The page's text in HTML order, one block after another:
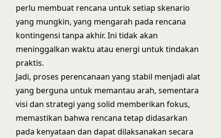
perlu membuat rencana untuk setiap skenario
yang mungkin, yang mengarah pada rencana
kontingensi tanpa akhir. Ini tidak akan
meninggalkan waktu atau energi untuk tindakan
praktis.
Jadi, proses perencanaan yang stabil menjadi alat
yang berguna untuk memantau arah, sementara
visi dan strategi yang solid memberikan fokus,
memastikan bahwa rencana tetap didasarkan
pada kenyataan dan dapat dilaksanakan secara